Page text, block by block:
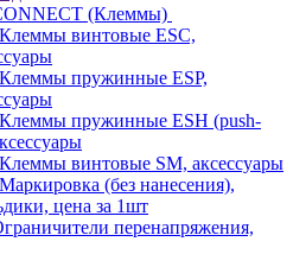
(Клеммы)
винтовые ESC,
пружинные ESP,
пружинные ESH (push-
винтовые SM, аксессуары
(без нанесения),
цена за 1шт
перенапряжения,